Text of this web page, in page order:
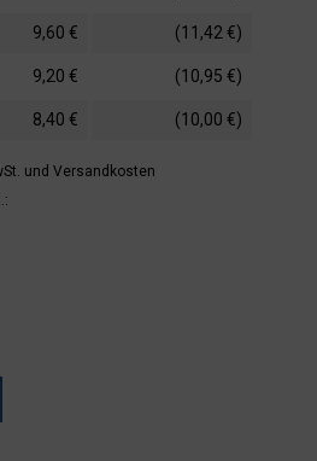
9,60 € (11,42 €)
9,20 € (10,95 €)
8,40 € (10,00 €)
und Versandkosten